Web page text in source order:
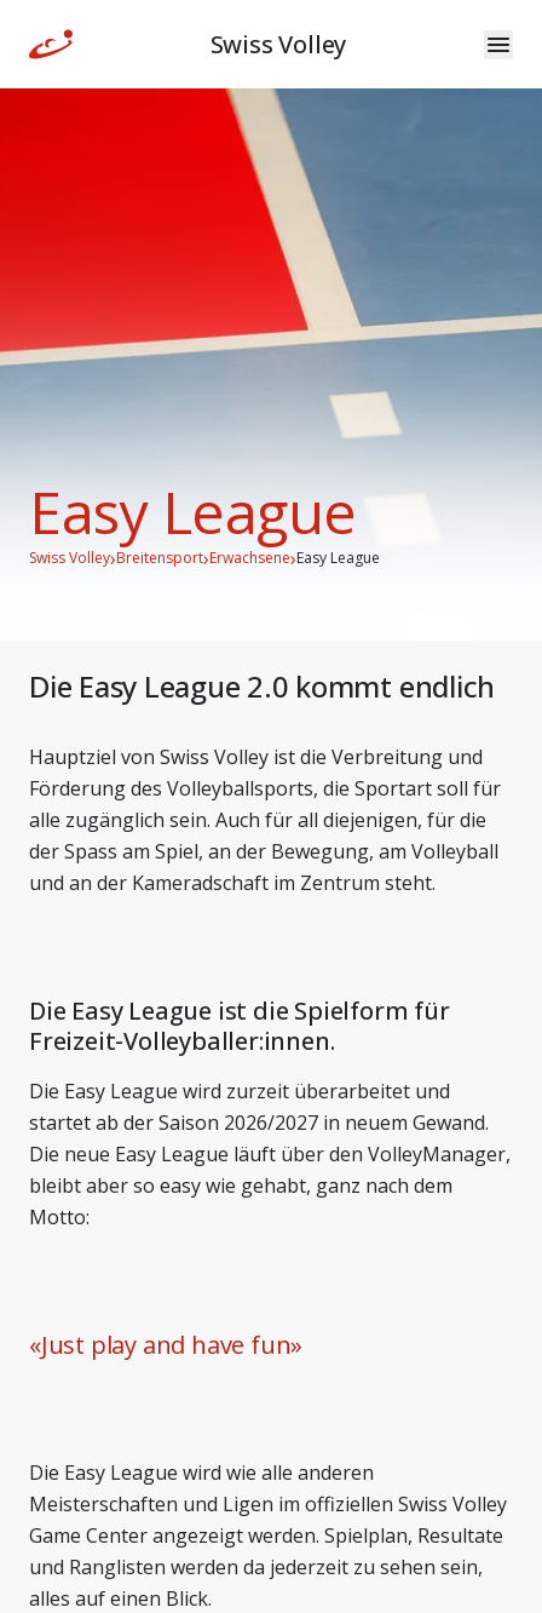
Swiss Volley
Easy League
Swiss Volley›Breitensport›Erwachsene›Easy League
Die Easy League 2.0 kommt endlich
Hauptziel von Swiss Volley ist die Verbreitung und
Förderung des Volleyballsports, die Sportart soll für
alle zugänglich sein. Auch für all diejenigen, für die
der Spass am Spiel, an der Bewegung, am Volleyball
und an der Kameradschaft im Zentrum steht.
Die Easy League ist die Spielform für
Freizeit-Volleyballer:innen.
Die Easy League wird zurzeit überarbeitet und
startet ab der Saison 2026/2027 in neuem Gewand.
Die neue Easy League läuft über den VolleyManager,
bleibt aber so easy wie gehabt, ganz nach dem
Motto:
«Just play and have fun»
Die Easy League wird wie alle anderen
Meisterschaften und Ligen im offiziellen Swiss Volley
Game Center angezeigt werden. Spielplan, Resultate
und Ranglisten werden da jederzeit zu sehen sein,
alles auf einen Blick.